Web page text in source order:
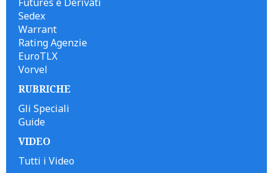
Sedex
Warrant
Rating Agenzie
EuroTLX
Vorvel
RUBRICHE
Gli Speciali
Guide
VIDEO
Tutti i Video